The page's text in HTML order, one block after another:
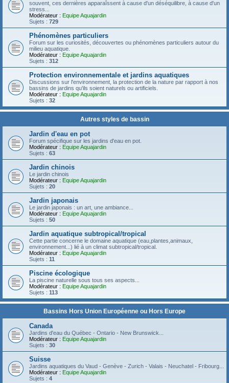
souvent, ces dernières apparaîssent à cause d'un déséquilibre, à cause d'un
stress...
Modérateur : Equipe Aquajardin
Sujets : 729
Phénomènes particuliers
Forum sur les curiosités, découvertes ou phénomènes particuliers autour du
milieu aquatique.
Modérateur : Equipe Aquajardin
Sujets : 312
Protection environnementale et jardins aquatiques
Discussions sur l'environnement, la protection de la nature par rapport à nos
bassins de jardins qu'ils soient naturels ou artificiels.
Modérateur : Equipe Aquajardin
Sujets : 32
Autres styles de bassin
Jardin d'eau en pot
Forum spécifique sur les jardins d'eau en pot.
Modérateur : Equipe Aquajardin
Sujets : 63
Jardin chinois
Le jardin chinois
Modérateur : Equipe Aquajardin
Sujets : 20
Jardin japonais
Le jardin japonais : un art, une ambiance...
Modérateur : Equipe Aquajardin
Sujets : 50
Jardin aquatique subtropical/tropical
Cette partie concerne le domaine aquatique (eau,plantes,animaux,
environnement...) lié à un climat subtropical/tropical.
Modérateur : Equipe Aquajardin
Sujets : 11
Piscine écologique
La piscine naturelle sous tous ses aspects...
Modérateur : Equipe Aquajardin
Sujets : 113
Bassins Hors Union Européenne ou Hors Europe
Canada
Jardins d'eau du Québec - Ontario - New Brunswick...
Modérateur : Equipe Aquajardin
Sujets : 30
Suisse
Jardins aquatiques du Vaud - Genève - Zurich - Valais - Neuchatel - Fribourg...
Modérateur : Equipe Aquajardin
Sujets : 4